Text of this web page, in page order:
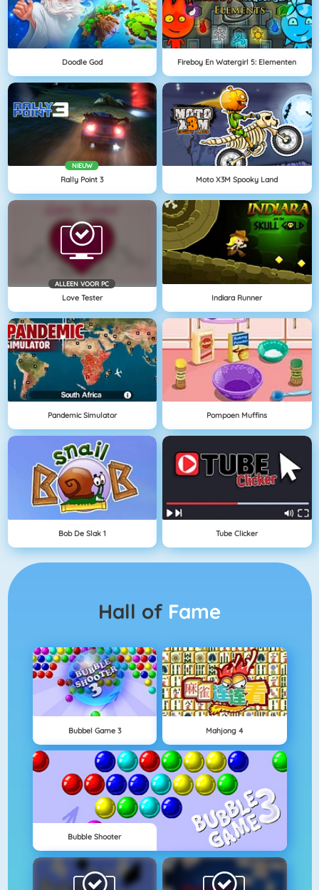
Doodle God Fireboy En Watergirl 5: Elementen
NIEUW
Rally Point 3 Moto X3M Spooky Land
ALLEEN VOOR PC
Love Tester Indiara Runner
Pandemic Simulator Pompoen Muffins
Bob De Slak 1 Tube Clicker
Hall of Fame
Bubbel Game 3 Mahjong 4
Bubble Shooter